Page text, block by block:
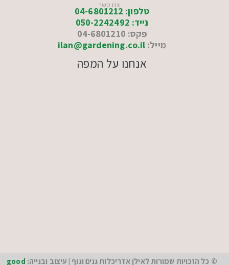
צרו קשר
טלפון: 04-6801212
נייד: 050-2242492
פקס: 04-6801210
מייל: ilan@gardening.co.il
אנחנו על המפה
© כל הזכויות שמורות לאילן אדריכלות גנים ונוף | עיצוב ובנייה: good